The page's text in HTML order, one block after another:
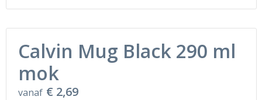
Calvin Mug Black 290 ml
mok
vanaf € 2,69